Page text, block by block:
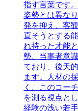
指す言葉です
姿勢とは異な
発を抑え、客
直そうとする
れ持った才能
勢、当事者意
ており、後天
ます。人材の
く、このコー
を測る視点と
経験の浅い若